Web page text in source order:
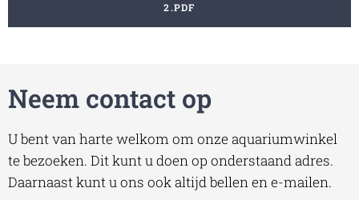
2.PDF
Neem contact op
U bent van harte welkom om onze aquariumwinkel
te bezoeken. Dit kunt u doen op onderstaand adres.
Daarnaast kunt u ons ook altijd bellen en e-mailen.